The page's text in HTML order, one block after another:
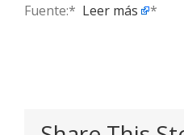
Fuente:* ​ Leer más *